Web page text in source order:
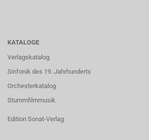
KATALOGE
Verlagskatalog
Sinfonik des 19. Jahrhunderts
Orchesterkatalog
Stummfilmmusik
Edition Sonat-Verlag